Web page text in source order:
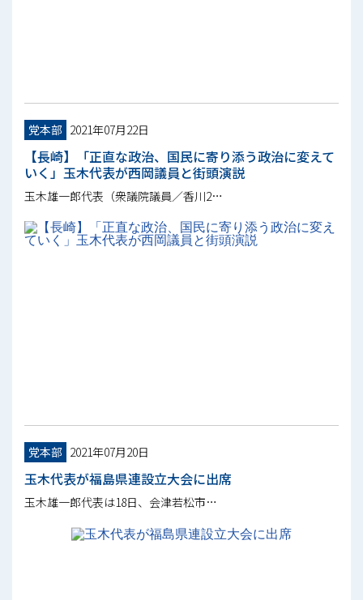
党本部 2021年07月22日
【長崎】「正直な政治、国民に寄り添う政治に変えて
いく」玉木代表が西岡議員と街頭演説
玉木雄一郎代表（衆議院議員／香川2…
党本部 2021年07月20日
玉木代表が福島県連設立大会に出席
玉木雄一郎代表は18日、会津若松市…